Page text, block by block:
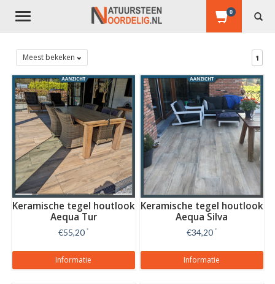
Toggle
0
Meest bekeken 1
Keramische tegel houtlook
Aequa Tur
€55,20 *
Informatie
Keramische tegel houtlook
Aequa Silva
€34,20 *
Informatie